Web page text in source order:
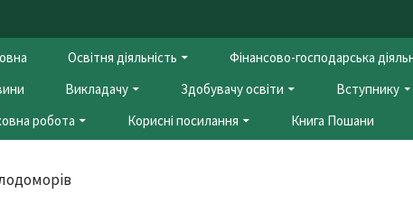
Освітня діяльність Фінансово-господарська
Викладачу Здобувачу освіти Вступнику
робота
Корисні посилання Книга Пошани